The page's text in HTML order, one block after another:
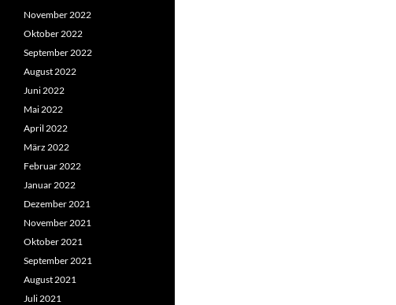
November 2022
Oktober 2022
September 2022
August 2022
Juni 2022
Mai 2022
April 2022
März 2022
Februar 2022
Januar 2022
Dezember 2021
November 2021
Oktober 2021
September 2021
August 2021
Juli 2021